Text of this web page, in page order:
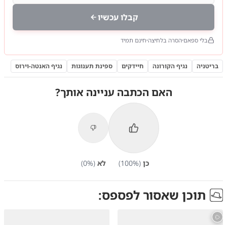
קבלו עכשיו
בלי ספאם הסרה בלחיצה חינם תמיד
בריטניה נגיף הקורונה חיידקים ספינת תענוגות נגיף האנטה-וירוס
האם הכתבה עניינה אותך?
כן (
100%) לא (
0%)
תוכן שאסור לפספס: